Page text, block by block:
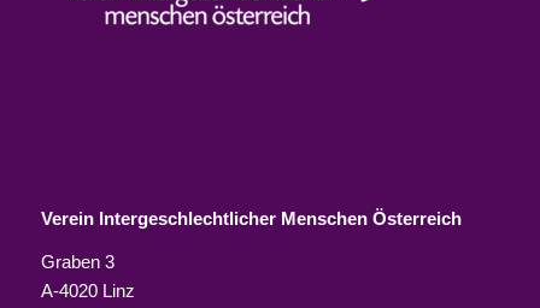
Verein Intergeschlechtlicher Menschen Österreich
Graben 3
A-4020 Linz